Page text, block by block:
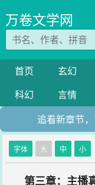
万卷文学网
首页 玄幻
科幻
言情
追看新章节
字体 大 中 小
第三章：主播